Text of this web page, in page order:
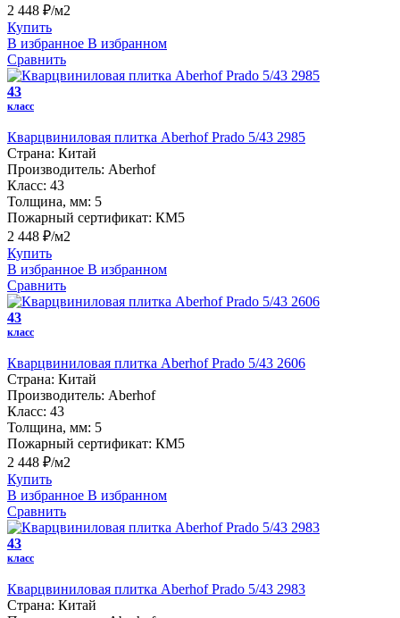
2 448 ₽/м2
Купить
В избранное В избранном
Сравнить
43
класс
Кварцвиниловая плитка Aberhof Prado 5/43 2985
Страна: Китай
Производитель: Aberhof
Класс: 43
Толщина, мм: 5
Пожарный сертификат: КМ5
2 448 ₽/м2
Купить
В избранное В избранном
Сравнить
43
класс
Кварцвиниловая плитка Aberhof Prado 5/43 2606
Страна: Китай
Производитель: Aberhof
Класс: 43
Толщина, мм: 5
Пожарный сертификат: КМ5
2 448 ₽/м2
Купить
В избранное В избранном
Сравнить
43
класс
Кварцвиниловая плитка Aberhof Prado 5/43 2983
Страна: Китай